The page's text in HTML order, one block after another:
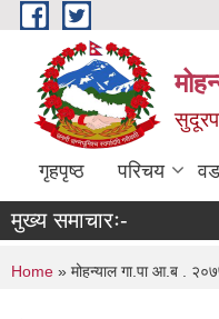
Skip to main content
गृहपृष्ठ परिचय
मुख्य समाचारः-
You are here
Home » मोहन्याल गा.पा आ.ब .